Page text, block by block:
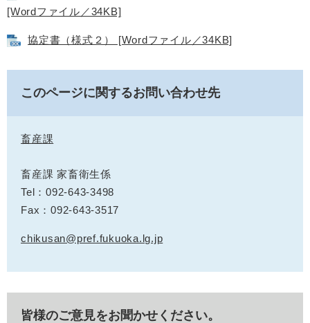
[Wordファイル／34KB]
協定書（様式２） [Wordファイル／34KB]
このページに関するお問い合わせ先
畜産課
畜産課 家畜衛生係
Tel：092-643-3498
Fax：092-643-3517
chikusan@pref.fukuoka.lg.jp
皆様のご意見をお聞かせください。